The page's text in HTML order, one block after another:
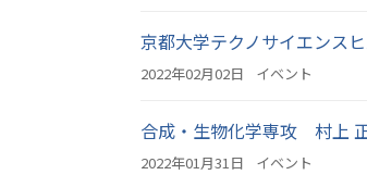
京都大学テクノサイエンス
2022年02月02日 イベント
合成・生物化学専攻 村上
2022年01月31日 イベント